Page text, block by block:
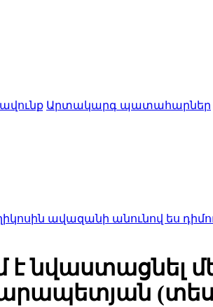
Արտակարգ պատահարներ
անունով ես դիմում․
նվաստացնել